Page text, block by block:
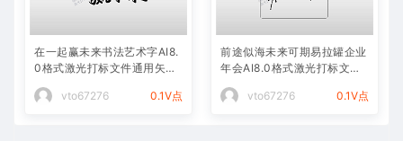
在一起赢未来书法艺术字AI8.
0格式激光打标文件通用矢量
vto67276
0.1V点
前途似海未来可期易拉罐企业
年会AI8.0格式激光打标文件
vto67276
0.1V点